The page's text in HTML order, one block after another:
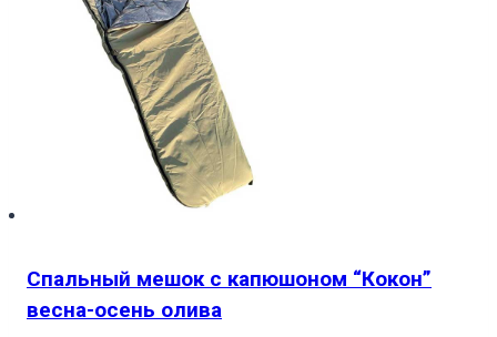
Спальный мешок с капюшоном “Кокон”
весна-осень олива